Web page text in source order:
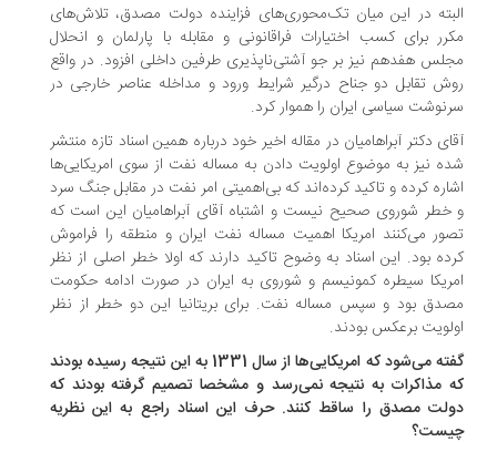
در این میان تک‌محوری‌های فزاینده دولت مصدق، تلاش‌های
برای کسب اختیارات فراقانونی و مقابله با پارلمان و انحلال
هفدهم نیز بر جو آشتی‌ناپذیری طرفین داخلی افزود. در واقع
تقابل دو جناح درگیر شرایط ورود و مداخله عناصر خارجی در
سیاسی ایران را هموار کرد.
دکتر آبراهامیان در مقاله اخیر خود درباره همین اسناد تازه منتشر
نیز به موضوع اولویت دادن به مساله نفت از سوی امریکایی‌ها
کرده و تاکید کرده‌اند که بی‌اهمیتی امر نفت در مقابل جنگ سرد
شوروی صحیح نیست و اشتباه آقای آبراهامیان این است که
می‌کنند امریکا اهمیت مساله نفت ایران و منطقه را فراموش
بود. این اسناد به وضوح تاکید دارند که اولا خطر اصلی از نظر
سیطره کمونیسم و شوروی به ایران در صورت ادامه حکومت
بود و سپس مساله نفت. برای بریتانیا این دو خطر از نظر
برعکس بودند.
گفته می‌شود که امریکایی‌ها از سال 1331 به این نتیجه رسیده بودند
مذاکرات به نتیجه نمی‌رسد و مشخصا تصمیم گرفته بودند که
مصدق را ساقط کنند. حرف این اسناد راجع به این نظریه